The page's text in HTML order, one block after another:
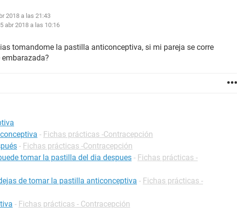
2018 a las 21:43
5 abr 2018 a las 10:16
tomandome la pastilla anticonceptiva, si mi pareja se corre
- Fichas prácticas -Contracepción
- Fichas prácticas -Contracepción
tomar la pastilla del dia despues - Fichas prácticas -
de tomar la pastilla anticonceptiva - Fichas prácticas -
- Fichas prácticas - Contracepción